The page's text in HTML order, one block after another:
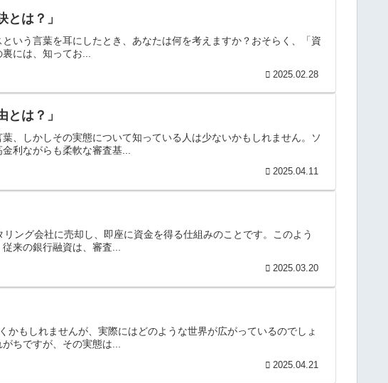
とは？」
いう言葉を耳にしたとき、あなたは何を考えますか？おそらく、「資
には、知ってお...
2025.02.28
とは？」
、しかしその実態について知っている人は少ないかもしれません。ソ
利ながらも柔軟な審査基...
2025.04.11
ング会社に売却し、即座に資金を得る仕組みのことです。このよう
来の銀行融資は、審査...
2025.03.20
もしれませんが、実際にはどのような世界が広がっているのでしょ
ちですが、その実態は...
2025.04.21